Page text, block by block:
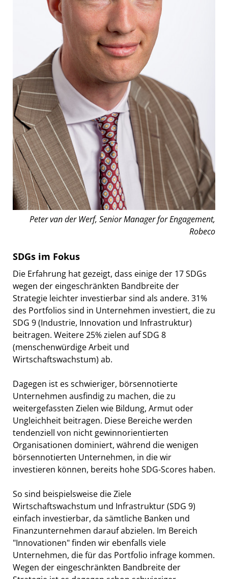
Peter van der Werf, Senior Manager for Engagement,
Robeco
SDGs im Fokus
Die Erfahrung hat gezeigt, dass einige der 17 SDGs
wegen der eingeschränkten Bandbreite der
Strategie leichter investierbar sind als andere. 31%
des Portfolios sind in Unternehmen investiert, die zu
SDG 9 (Industrie, Innovation und Infrastruktur)
beitragen. Weitere 25% zielen auf SDG 8
(menschenwürdige Arbeit und
Wirtschaftswachstum) ab.
Dagegen ist es schwieriger, börsennotierte
Unternehmen ausfindig zu machen, die zu
weitergefassten Zielen wie Bildung, Armut oder
Ungleichheit beitragen. Diese Bereiche werden
tendenziell von nicht gewinnorientierten
Organisationen dominiert, während die wenigen
börsennotierten Unternehmen, in die wir
investieren können, bereits hohe SDG-Scores haben.
So sind beispielsweise die Ziele
Wirtschaftswachstum und Infrastruktur (SDG 9)
einfach investierbar, da sämtliche Banken und
Finanzunternehmen darauf abzielen. Im Bereich
"Innovationen" finden wir ebenfalls viele
Unternehmen, die für das Portfolio infrage kommen.
Wegen der eingeschränkten Bandbreite der